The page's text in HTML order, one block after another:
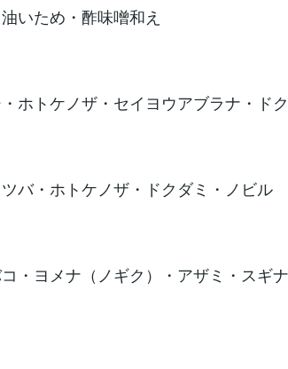
いため・酢味噌和え
ホトケノザ・セイヨウアブラナ・ド
バ・ホトケノザ・ドクダミ・ノビル
・ヨメナ（ノギク）・アザミ・スギ